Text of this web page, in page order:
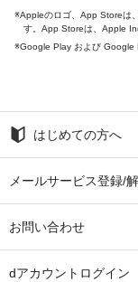
Appleのロゴ、App Storeは
す。App Storeは、Apple
Google Play および Google
はじめての方へ
メールサービス登録/
お問い合わせ
dアカウントログイン